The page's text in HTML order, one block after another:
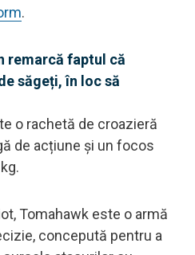
.
remarcă faptul că
săgeți, în loc să
o rachetă de croazieră
de acțiune și un focos
Tomahawk este o armă
concepută pentru a